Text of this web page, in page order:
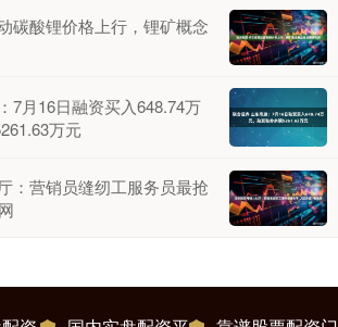
碳酸锂价格上行，锂矿概念
7月16日融资买入648.74万
万元
：营销员缝纫工服务员最抢